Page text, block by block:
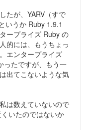
たが、YARV（すで
いうか Ruby 1.9.1
ープライズ Ruby の
的には、もうちょっ
エンタープライズ
ったですが、もう一
出てこないような気
は数えていないので
いたのではないか